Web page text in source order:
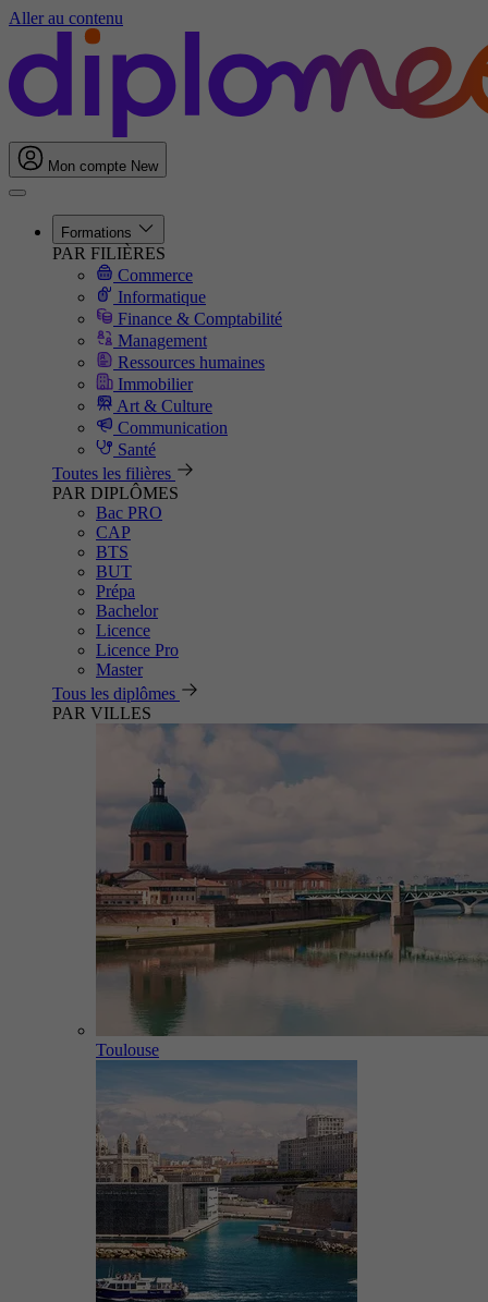
Aller au contenu
Mon compte New
Formations
PAR FILIÈRES
Commerce
Informatique
Finance & Comptabilité
Management
Ressources humaines
Immobilier
Art & Culture
Communication
Santé
Toutes les filières
PAR DIPLÔMES
Bac PRO
CAP
BTS
BUT
Prépa
Bachelor
Licence
Licence Pro
Master
Tous les diplômes
PAR VILLES
Toulouse